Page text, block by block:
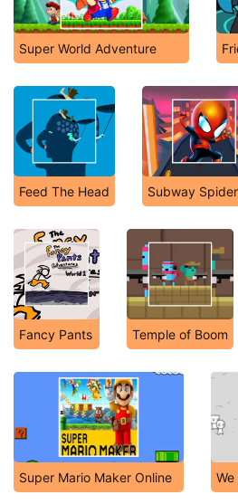
Super World Adventure
Feed The Head Subway
Fancy Pants Temple of Boom
Super Mario Maker Online